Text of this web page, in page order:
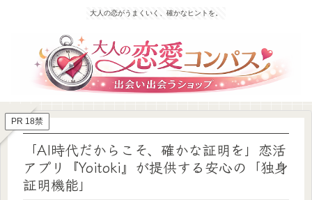
大人の恋がうまくいく、確かなヒントを。
PR 18禁
「AI時代だからこそ、確かな証明を」恋活
アプリ『Yoitoki』が提供する安心の「独身
証明機能」